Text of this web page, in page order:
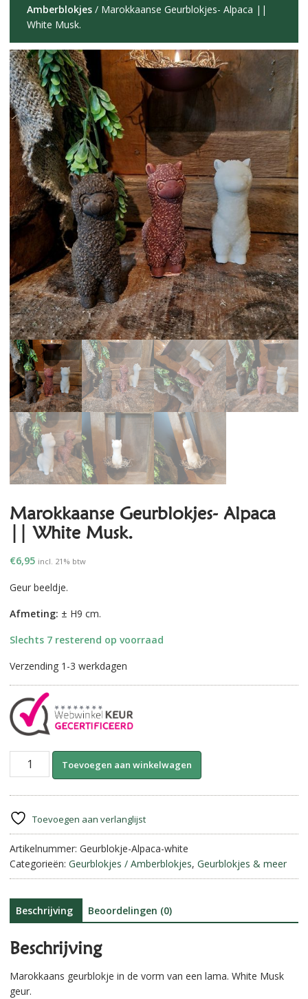
Amberblokjes/ Marokkaanse Geurblokjes- Alpaca ||
White Musk.
Marokkaanse Geurblokjes- Alpaca
|| White Musk.
€6,95 incl. 21% btw
Geur beeldje.
Afmeting: ± H9 cm.
Slechts 7 resterend op voorraad
Verzending 1-3 werkdagen
Marokkaanse
Geurblokjes-
White
Musk.
aantal
Toevoegen aan winkelwagen
n
t
i
:
Toevoegen aan verlanglijst
Artikelnummer: Geurblokje-Alpaca-white
Categorieën: Geurblokjes / Amberblokjes, Geurblokjes & meer
Beschrijving Beoordelingen (0)
Beschrijving
Marokkaans geurblokje in de vorm van een lama. White Musk
geur.